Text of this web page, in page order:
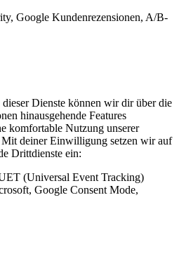
Google Kundenrezensionen, A/B-
Dienste können wir dir über die
hinausgehende Features
komfortable Nutzung unserer
Mit deiner Einwilligung setzen wir auf
Drittdienste ein:
(Universal Event Tracking)
Google Consent Mode,